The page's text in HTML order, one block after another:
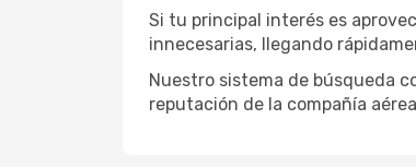
Si tu principal interés es
innecesarias, llegando
Nuestro sistema de búsqueda
reputación de la compañía